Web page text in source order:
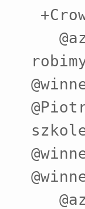
   @azhag | Piotr3ks: bierzemy dofinansowanie z unii i
   @azhag | "RÄkodzieĹo IRC-owe. Warsztaty z kultury i